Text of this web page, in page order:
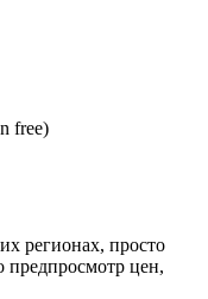
free)
регионах, просто
предпросмотр цен,